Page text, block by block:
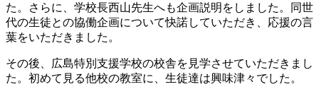
た。さらに、学校長西山先生へも企画説明をしました。同世
代の生徒との協働企画について快諾していただき、応援の言
葉をいただきました。
その後、広島特別支援学校の校舎を見学させていただきまし
た。初めて見る他校の教室に、生徒達は興味津々でした。